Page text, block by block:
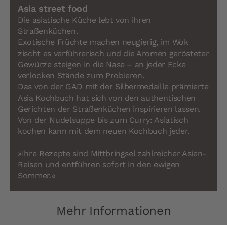
Asia street food
Die asiatische Küche lebt von ihren
Straßenküchen.
Exotische Früchte machen neugierig, im Wok
zischt es verführerisch und die Aromen gerösteter
Gewürze steigen in die Nase – an jeder Ecke
verlocken Stände zum Probieren.
Das von der GAD mit der Silbermedaille prämierte
Asia Kochbuch hat sich von den authentischen
Gerichten der Straßenküchen inspirieren lassen.
Von der Nudelsuppe bis zum Curry: Asiatisch
kochen kann mit dem neuen Kochbuch jeder.
»Ihre Rezepte sind Mittbringsel zahlreicher Asien-
Reisen und entführen sofort in den ewigen
Sommer.«
Mehr Informationen